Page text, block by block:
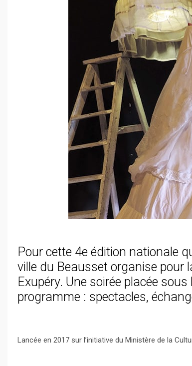
Pour cette 4e édition nationale
ville du Beausset organise pour
Exupéry. Une soirée placée
programme : spectacles,
Lancée en 2017 sur l’initiative du Ministère de la